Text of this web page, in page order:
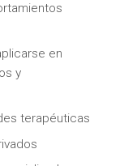
en
y
terapéuticas